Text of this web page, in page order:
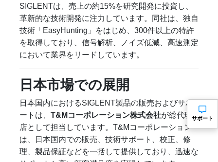
SIGLENTは、売上の約15%を研究開発に投資し、
革新的な技術開発に注力しています。同社は、独自
技術「EasyHunting」をはじめ、300件以上の特許
を取得しており、信号解析、ノイズ低減、高速測定
において業界をリードしています。
日本市場での展開
日本国内におけるSIGLENT製品の販売およびサポ
ートは、 T&Mコーポレーション株式会社が総代理
店として担当しています。T&Mコーポレーション
は、日本国内での販売、技術サポート、校正、修
理、製品保証などを一括して提供しており、迅速な
サポート